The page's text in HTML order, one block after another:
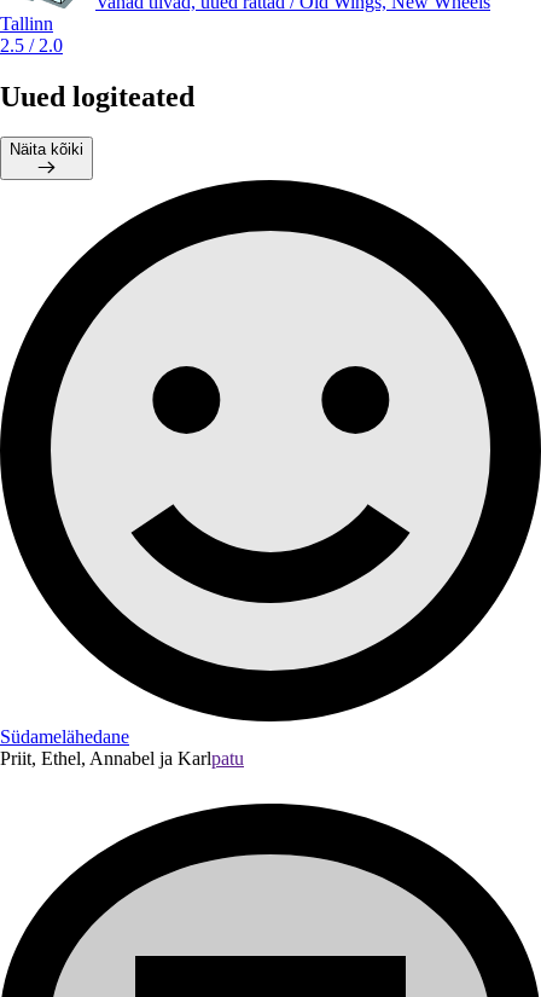
Tallinn
2.5 / 2.0
Uued logiteated
Näita kõiki
Südamelähedane
Priit, Ethel, Annabel ja Karlpatu